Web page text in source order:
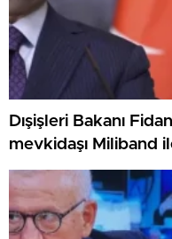
Dışişleri Bakanı
mevkidaşı Miliband